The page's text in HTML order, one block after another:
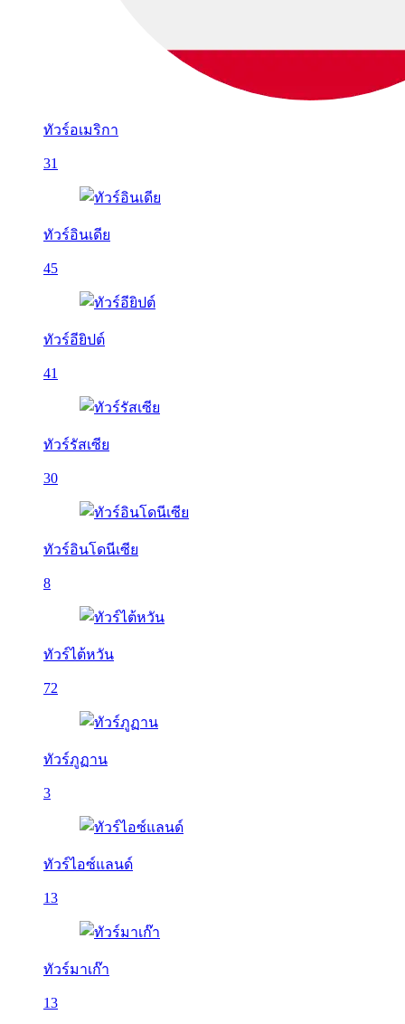
ทัวร์อเมริกา
31
ทัวร์อินเดีย
45
ทัวร์อียิปต์
41
ทัวร์รัสเซีย
30
ทัวร์อินโดนีเซีย
8
ทัวร์ไต้หวัน
72
ทัวร์ภูฏาน
3
ทัวร์ไอซ์แลนด์
13
ทัวร์มาเก๊า
13